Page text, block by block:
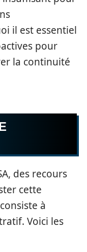
il est essentiel
pour
la continuité
des recours
cette
à
Voici les